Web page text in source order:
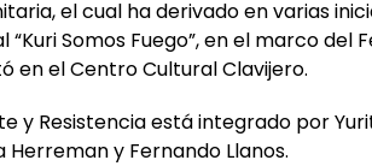
el cual ha derivado en varias
Somos Fuego”, en el marco del
en el Centro Cultural Clavijero.
y Resistencia está integrado por
Herreman y Fernando Llanos.